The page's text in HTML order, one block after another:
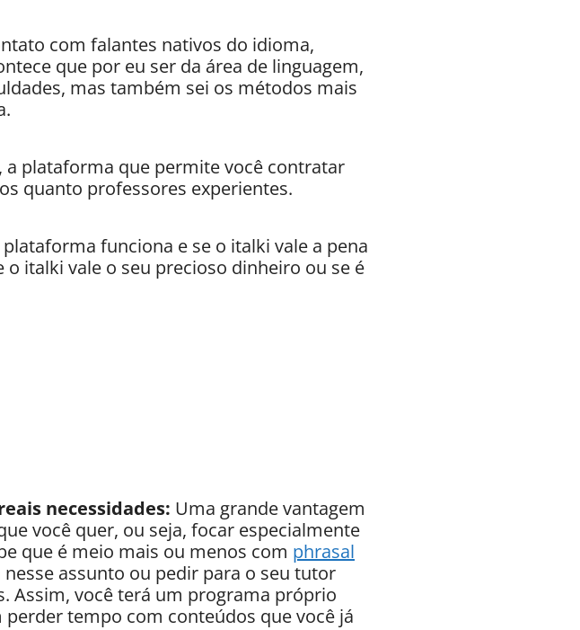
com falantes nativos do idioma,
que por eu ser da área de linguagem,
mas também sei os métodos mais
a plataforma que permite você contratar
quanto professores experientes.
funciona e se o italki vale a pena
o italki vale o seu precioso dinheiro ou se é
necessidades: Uma grande vantagem
você quer, ou seja, focar especialmente
que é meio mais ou menos com phrasal
assunto ou pedir para o seu tutor
Assim, você terá um programa próprio
tempo com conteúdos que você já